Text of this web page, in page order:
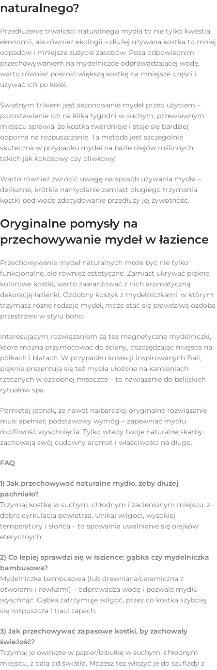
naturalnego?
Przedłużenie trwałości naturalnego mydła to nie tylko kwestia
ekonomii, ale również ekologii – dłużej używana kostka to mniej
odpadów i mniejsze zużycie zasobów. Poza odpowiednim
przechowywaniem na mydelniczce odprowadzającej wodę,
warto również pokroić większą kostkę na mniejsze części i
używać ich po kolei.
Świetnym trikiem jest sezonowanie mydeł przed użyciem –
pozostawienie ich na kilka tygodni w suchym, przewiewnym
miejscu sprawia, że kostka twardnieje i staje się bardziej
odporna na rozpuszczanie. Ta metoda jest szczególnie
skuteczna w przypadku mydeł na bazie olejów roślinnych,
takich jak kokosowy czy oliwkowy.
Warto również zwrócić uwagę na sposób używania mydła –
delikatne, krótkie namydlanie zamiast długiego trzymania
kostki pod wodą zdecydowanie przedłuży jej żywotność.
Oryginalne pomysły na
przechowywanie mydeł w łazience
Przechowywanie mydeł naturalnych może być nie tylko
funkcjonalne, ale również estetyczne. Zamiast ukrywać piękne,
kolorowe kostki, warto zaaranżować z nich aromatyczną
dekorację łazienki. Ozdobny koszyk z mydelniczkami, w którym
trzymasz różne rodzaje mydeł, może stać się prawdziwą ozdobą
przestrzeni w stylu boho.
Interesującym rozwiązaniem są też magnetyczne mydelniczki,
które można przymocować do ściany, oszczędzając miejsce na
półkach i blatach. W przypadku kolekcji inspirowanych Bali,
pięknie prezentują się też mydła ułożone na kamieniach
rzecznych w ozdobnej miseczce – to nawiązanie do balijskich
rytuałów spa.
Pamiętaj jednak, że nawet najbardziej oryginalne rozwiązanie
musi spełniać podstawowy wymóg – zapewniać mydłu
możliwość wyschnięcia. Tylko wtedy twoje naturalne skarby
zachowają swój cudowny aromat i właściwości na długo.
FAQ
1) Jak przechowywać naturalne mydło, żeby dłużej
pachniało?
Trzymaj kostkę w suchym, chłodnym i zacienionym miejscu, z
dobrą cyrkulacją powietrza. Unikaj wilgoci, wysokiej
temperatury i słońca – to spowalnia uwalnianie się olejków
eterycznych.
2) Co lepiej sprawdzi się w łazience: gąbka czy mydelniczka
bambusowa?
Mydelniczka bambusowa (lub drewniana/ceramiczna z
otworami i rowkami) – odprowadza wodę i pozwala mydłu
wyschnąć. Gąbka zatrzymuje wilgoć, przez co kostka szybciej
się rozpuszcza i traci zapach.
3) Jak przechowywać zapasowe kostki, by zachowały
świeżość?
Trzymaj je owinięte w papier/bibułkę w suchym, chłodnym
miejscu, z dala od światła. Możesz też włożyć je do szuflady z